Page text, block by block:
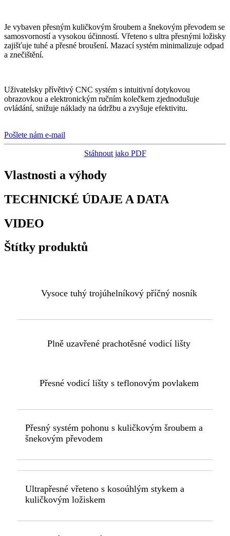
Je vybaven přesným kuličkovým šroubem a šnekovým převodem se
samosvorností a vysokou účinností. Vřeteno s ultra přesnými ložisky
zajišťuje tuhé a přesné broušení. Mazací systém minimalizuje odpad
a znečištění.
Uživatelsky přívětivý CNC systém s intuitivní dotykovou
obrazovkou a elektronickým ručním kolečkem zjednodušuje
ovládání, snižuje náklady na údržbu a zvyšuje efektivitu.
Pošlete nám e-mail
Stáhnout jako PDF
Vlastnosti a výhody
TECHNICKÉ ÚDAJE A DATA
VIDEO
Štítky produktů
Vysoce tuhý trojúhelníkový příčný nosník
Plně uzavřené prachotěsné vodicí lišty
Přesné vodicí lišty s teflonovým povlakem
Přesný systém pohonu s kuličkovým šroubem a
šnekovým převodem
Ultrapřesné vřeteno s kosoúhlým stykem a
kuličkovým ložiskem